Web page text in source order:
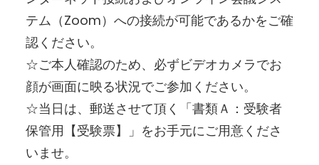
テム（Zoom）への接続が可能であるかをご確
認ください。
☆ご本人確認のため、必ずビデオカメラでお
顔が画面に映る状況でご参加ください。
☆当日は、郵送させて頂く「書類Ａ：受験者
保管用【受験票】」をお手元にご用意くださ
いませ。